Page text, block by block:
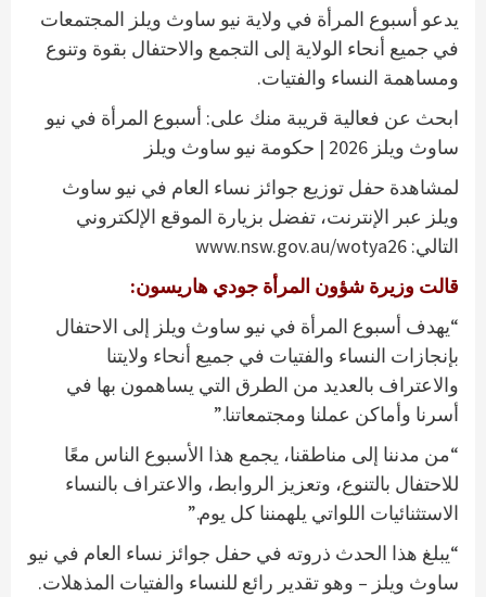
يدعو أسبوع المرأة في ولاية نيو ساوث ويلز المجتمعات
في جميع أنحاء الولاية إلى التجمع والاحتفال بقوة وتنوع
ومساهمة النساء والفتيات.
ابحث عن فعالية قريبة منك على: أسبوع المرأة في نيو
ساوث ويلز 2026 | حكومة نيو ساوث ويلز
لمشاهدة حفل توزيع جوائز نساء العام في نيو ساوث
ويلز عبر الإنترنت، تفضل بزيارة الموقع الإلكتروني
التالي: www.nsw.gov.au/wotya26
قالت وزيرة شؤون المرأة جودي هاريسون:
“يهدف أسبوع المرأة في نيو ساوث ويلز إلى الاحتفال
بإنجازات النساء والفتيات في جميع أنحاء ولايتنا
والاعتراف بالعديد من الطرق التي يساهمون بها في
أسرنا وأماكن عملنا ومجتمعاتنا.”
“من مدننا إلى مناطقنا، يجمع هذا الأسبوع الناس معًا
للاحتفال بالتنوع، وتعزيز الروابط، والاعتراف بالنساء
الاستثنائيات اللواتي يلهمننا كل يوم.”
“يبلغ هذا الحدث ذروته في حفل جوائز نساء العام في نيو
ساوث ويلز – وهو تقدير رائع للنساء والفتيات المذهلات.